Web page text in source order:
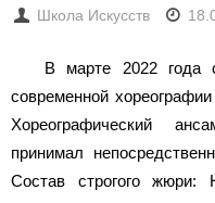
Школа Искусств
В марте 2022 года
современной
Хореографический
принимал
Состав строгого жюри: